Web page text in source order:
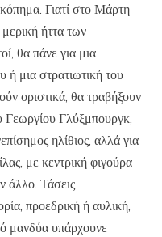
Γιατί στο Μάρτη
ήττα των
θα πάνε για μια
ή μια στρατιωτική του
οριστικά, θα τραβήξουν
Γεωργίου Γλύξμπουργκ,
ηλίθιος, αλλά για
με κεντρική φιγούρα
άλλο. Τάσεις
προεδρική ή αυλική,
μανδύα υπάρχουνε